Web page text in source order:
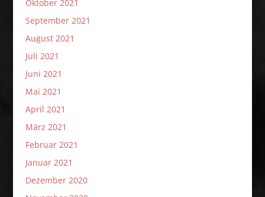
Oktober 2021
September 2021
August 2021
Juli 2021
Juni 2021
Mai 2021
April 2021
März 2021
Februar 2021
Januar 2021
Dezember 2020